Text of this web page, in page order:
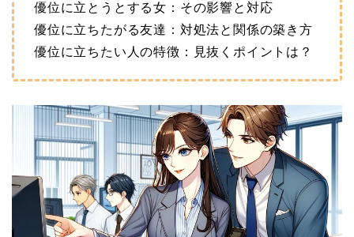
優位に立とうとする女：その影響と対応
優位に立ちたがる友達：対処法と関係の築き方
優位に立ちたい人の特徴：見抜くポイントは？